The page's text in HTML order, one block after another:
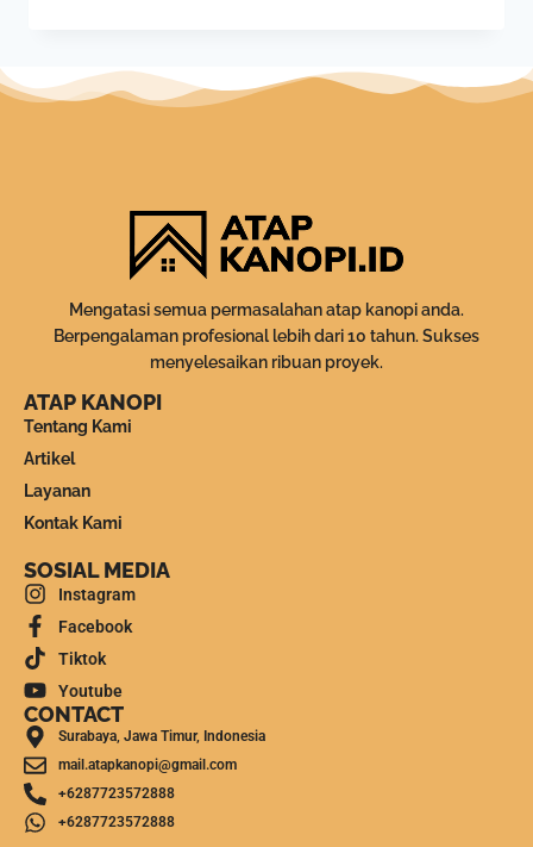
Mengatasi semua permasalahan atap kanopi anda.
Berpengalaman profesional lebih dari 10 tahun. Sukses
menyelesaikan ribuan proyek.
ATAP KANOPI
Tentang Kami
Artikel
Layanan
Kontak Kami
SOSIAL MEDIA
Instagram
Facebook
Tiktok
Youtube
CONTACT
Surabaya, Jawa Timur, Indonesia
mail.atapkanopi@gmail.com
+6287723572888
+6287723572888